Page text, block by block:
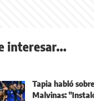
interesar...
Tapia habló
Malvinas: